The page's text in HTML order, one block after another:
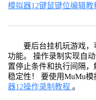
模拟器12键鼠键位编辑教
要后台挂机玩游戏，
功能。 操作录制实现自
置停止条件和执行间隔
稳定性！ 要使用MuMu
器12操作录制教程 。